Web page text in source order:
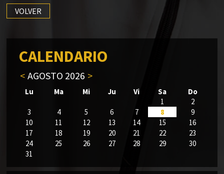
VOLVER
CALENDARIO
< AGOSTO 2026 >
Lu Ma Mi Ju Vi Sa
Do
1
2
3
4 5 6 7 8
9
10
11 12 13 14 15
16
17
18 19 20 21 22
23
24
25 26 27 28 29
30
31